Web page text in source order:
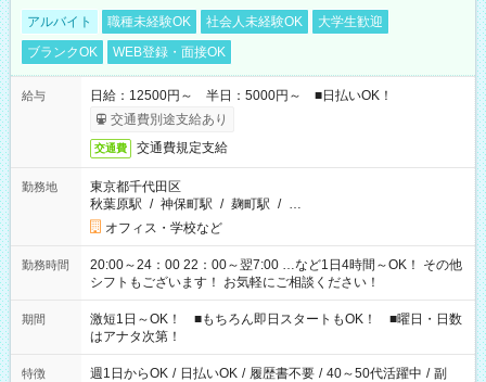
アルバイト 職種未経験OK 社会人未経験OK
大学生歓迎
ブランクOK
WEB登録・面接OK
給与
日給：12500円～ 半日：5000円～ ■日払いOK！
交通費別途支給あり
交通費 交通費規定支給
勤務地
東京都千代田区
秋葉原駅 / 神保町駅 / 麹町駅 / …
オフィス・学校など
勤務時間
20:00～24：00 22：00～翌7:00 …など1日4時間～OK！ その他
シフトもございます！ お気軽にご相談ください！
期間
激短1日～OK！ ■もちろん即日スタートもOK！ ■曜日・日数
はアナタ次第！
特徴 週1日からOK / 日払いOK / 履歴書不要 / 40～50代活躍中 / 副